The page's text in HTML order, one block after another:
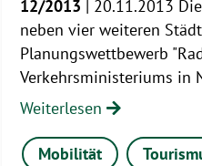
12/2013 | 20.11.2013
neben vier weiteren
Planungswettbewerb
Verkehrsministeriums in
Weiterlesen
Mobilität